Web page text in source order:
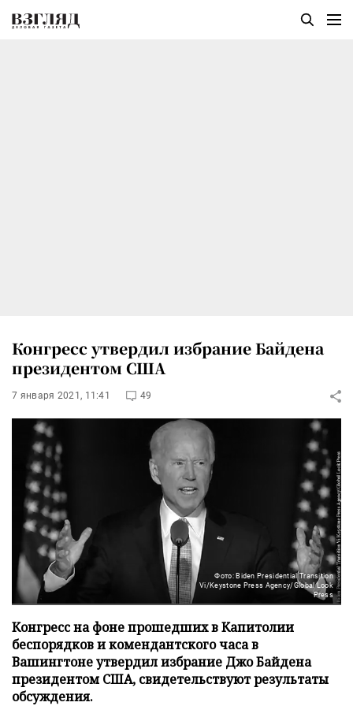
Конгресс утвердил избрание Байдена
президентом США
7 января 2021, 11:41 49
Фото: Biden Presidential Transition
Vi/Keystone Press Agency/Global Look
Press
Конгресс на фоне прошедших в Капитолии
беспорядков и комендантского часа в
Вашингтоне утвердил избрание Джо Байдена
президентом США, свидетельствуют результаты
обсуждения.